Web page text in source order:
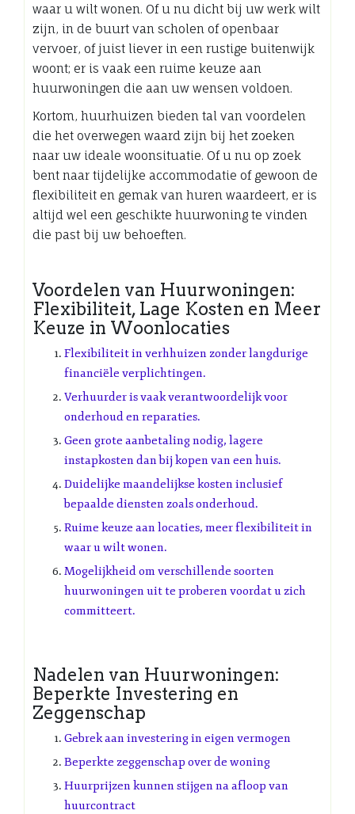
waar u wilt wonen. Of u nu dicht bij uw werk wilt
zijn, in de buurt van scholen of openbaar
vervoer, of juist liever in een rustige buitenwijk
woont; er is vaak een ruime keuze aan
huurwoningen die aan uw wensen voldoen.
Kortom, huurhuizen bieden tal van voordelen
die het overwegen waard zijn bij het zoeken
naar uw ideale woonsituatie. Of u nu op zoek
bent naar tijdelijke accommodatie of gewoon de
flexibiliteit en gemak van huren waardeert, er is
altijd wel een geschikte huurwoning te vinden
die past bij uw behoeften.
Voordelen van Huurwoningen:
Flexibiliteit, Lage Kosten en Meer
Keuze in Woonlocaties
Flexibiliteit in verhhuizen zonder langdurige
financiële verplichtingen.
Verhuurder is vaak verantwoordelijk voor
onderhoud en reparaties.
Geen grote aanbetaling nodig, lagere
instapkosten dan bij kopen van een huis.
Duidelijke maandelijkse kosten inclusief
bepaalde diensten zoals onderhoud.
Ruime keuze aan locaties, meer flexibiliteit in
waar u wilt wonen.
Mogelijkheid om verschillende soorten
huurwoningen uit te proberen voordat u zich
committeert.
Nadelen van Huurwoningen:
Beperkte Investering en
Zeggenschap
Gebrek aan investering in eigen vermogen
Beperkte zeggenschap over de woning
Huurprijzen kunnen stijgen na afloop van
huurcontract